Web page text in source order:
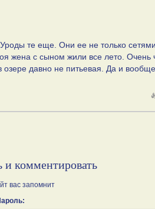
те еще. Они ее не только
жена с сыном жили все лето. Очень
давно не питьевая. Да и
и комментировать
вас запомнит